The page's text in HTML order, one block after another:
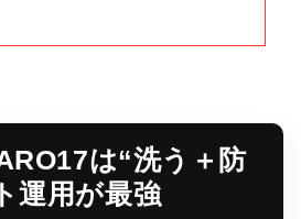
は“洗う＋防
運用が最強